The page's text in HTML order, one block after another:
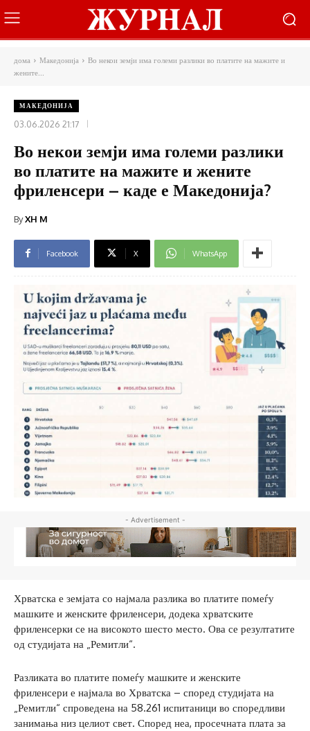
дома Македонија
Во некои земји има големи разлики во платите на мажите и
жените...
МАКЕДОНИЈА
03.06.2026 21:17
Во некои земји има големи разлики
во платите на мажите и жените
фриленсери – каде е Македонија?
ByXH M
Facebook X WhatsApp
- Advertisement -
Хрватска е земјата со најмала разлика во платите помеѓу
машките и женските фриленсери, додека хрватските
фриленсерки се на високото шесто место. Ова се резултатите
од студијата на „Ремитли“.
Разликата во платите помеѓу машките и женските
фриленсери е најмала во Хрватска – според студијата на
„Ремитли“ спроведена на 58.261 испитаници во споредливи
занимања низ целиот свет. Според неа, просечната плата за